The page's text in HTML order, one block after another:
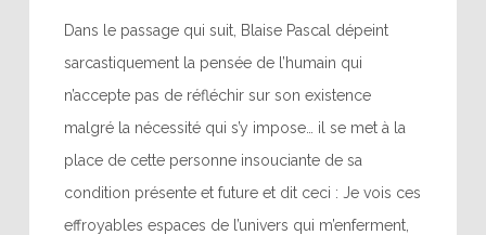
Dans le passage qui suit, Blaise Pascal dépeint
sarcastiquement la pensée de l’humain qui
n’accepte pas de réfléchir sur son existence
malgré la nécessité qui s’y impose… il se met à la
place de cette personne insouciante de sa
condition présente et future et dit ceci : Je vois ces
effroyables espaces de l’univers qui m’enferment,